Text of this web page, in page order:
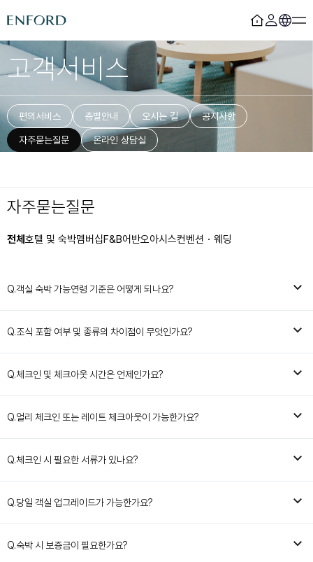
로그인
디럭스
디럭스 레지던스
F&B
시즐링하우스
어반오아시스
사우나
오시는길
고객서비스
편의서비스 층별안내 오시는 길 공지사항
자주묻는질문 온라인 상담실
자주묻는질문
전체 호텔 및 숙박멤버십F&B어반오아시스컨벤션・웨딩
Q.객실 숙박 가능연령 기준은 어떻게 되나요?
Q.조식 포함 여부 및 종류의 차이점이 무엇인가요?
Q.체크인 및 체크아웃 시간은 언제인가요?
Q.얼리 체크인 또는 레이트 체크아웃이 가능한가요?
Q.체크인 시 필요한 서류가 있나요?
Q.당일 객실 업그레이드가 가능한가요?
Q.숙박 시 보증금이 필요한가요?